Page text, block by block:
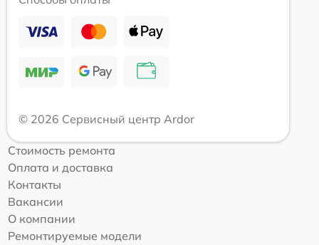
© 2026 Сервисный центр Ardor
Стоимость ремонта
Оплата и доставка
Контакты
Вакансии
О компании
Ремонтируемые модели